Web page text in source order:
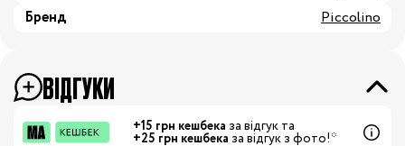
Бренд
Piccolino
ВІДГУКИ
+15 грн кешбека за відгук та
+25 грн кешбека за відгук з фото!*